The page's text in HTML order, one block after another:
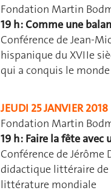
Fondation Martin
19 h : Comme une
Conférence de Jean-
hispanique du XVIIe
qui a conquis le monde
JEUDI 25 JANVIER 2018
Fondation Martin
19 h : Faire la fête
Conférence de
didactique littéraire de
littérature mondiale